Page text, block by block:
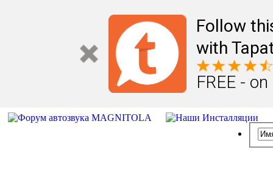
Follow
with
FREE -